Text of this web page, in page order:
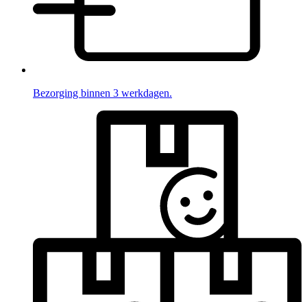
Bezorging binnen 3 werkdagen.